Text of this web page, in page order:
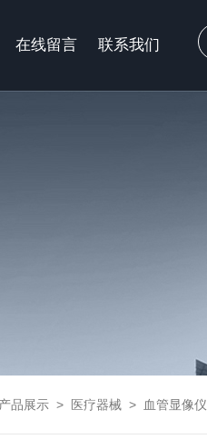
在线留言 联系我们
品展示 > 医疗器械 > 血管显像仪